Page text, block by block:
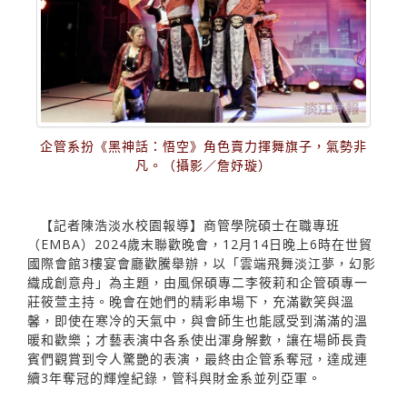
企管系扮《黑神話：悟空》角色賣力揮舞旗子，氣勢非
凡。（攝影／詹妤璇）
【記者陳浩淡水校園報導】商管學院碩士在職專班
（EMBA）2024歲末聯歡晚會，12月14日晚上6時在世貿
國際會館3樓宴會廳歡騰舉辦，以「雲端飛舞淡江夢，幻影
織成創意舟」為主題，由風保碩專二李筱莉和企管碩專一
莊筱萱主持。晚會在她們的精彩串場下，充滿歡笑與溫
馨，即使在寒冷的天氣中，與會師生也能感受到滿滿的溫
暖和歡樂；才藝表演中各系使出渾身解數，讓在場師長貴
賓們觀賞到令人驚艷的表演，最終由企管系奪冠，達成連
續3年奪冠的輝煌紀錄，管科與財金系並列亞軍。